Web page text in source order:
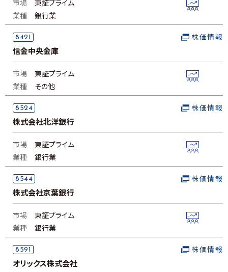
市場
東証プライム
業種
銀行業
8421
信金中央金庫
株価情報
市場
東証プライム
業種
その他
8524
株式会社北洋銀行
株価情報
市場
東証プライム
業種
銀行業
8544
株式会社京葉銀行
株価情報
市場
東証プライム
業種
銀行業
8591
オリックス株式会社
株価情報